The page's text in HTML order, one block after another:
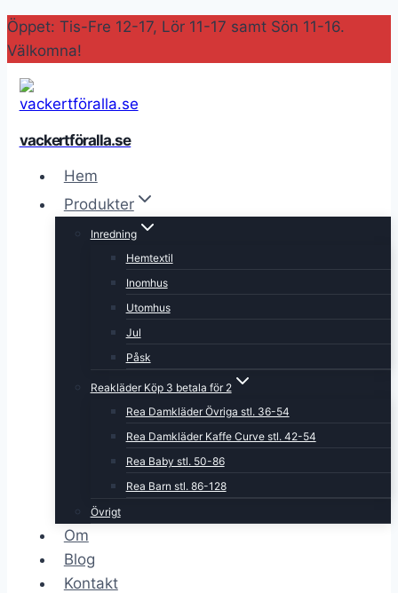
Skip
to
content
Öppet: Tis-Fre 12-17, Lör 11-17 samt Sön 11-16.
Välkomna!
vackertföralla.se
Hem
Produkter
Inredning
Hemtextil
Inomhus
Utomhus
Jul
Påsk
Reakläder Köp 3 betala för 2
Rea Damkläder Övriga stl. 36-54
Rea Damkläder Kaffe Curve stl. 42-54
Rea Baby stl. 50-86
Rea Barn stl. 86-128
Övrigt
Om
Blog
Kontakt